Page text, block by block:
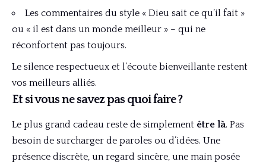
Les commentaires du style « Dieu sait ce qu’il fait »
ou « il est dans un monde meilleur » – qui ne
réconfortent pas toujours.
Le silence respectueux et l’écoute bienveillante restent
vos meilleurs alliés.
Et si vous ne savez pas quoi faire ?
Le plus grand cadeau reste de simplement être là. Pas
besoin de surcharger de paroles ou d’idées. Une
présence discrète, un regard sincère, une main posée